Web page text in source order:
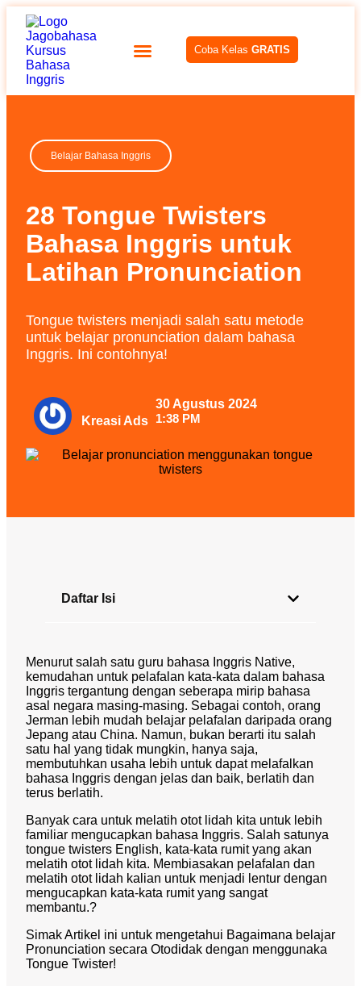
Coba Kelas GRATIS
Belajar Bahasa Inggris
28 Tongue Twisters
Bahasa Inggris untuk
Latihan Pronunciation
Tongue twisters menjadi salah satu metode
untuk belajar pronunciation dalam bahasa
Inggris. Ini contohnya!
Kreasi Ads
30 Agustus 2024
1:38 PM
Menurut salah satu guru bahasa Inggris Native,
kemudahan untuk pelafalan kata-kata dalam bahasa
Inggris tergantung dengan seberapa mirip bahasa
asal negara masing-masing. Sebagai contoh, orang
Jerman lebih mudah belajar pelafalan daripada orang
Jepang atau China. Namun, bukan berarti itu salah
satu hal yang tidak mungkin, hanya saja,
membutuhkan usaha lebih untuk dapat melafalkan
bahasa Inggris dengan jelas dan baik, berlatih dan
terus berlatih.
Banyak cara untuk melatih otot lidah kita untuk lebih
familiar mengucapkan bahasa Inggris. Salah satunya
tongue twisters English, kata-kata rumit yang akan
melatih otot lidah kita. Membiasakan pelafalan dan
melatih otot lidah kalian untuk menjadi lentur dengan
mengucapkan kata-kata rumit yang sangat
membantu.?
Simak Artikel ini untuk mengetahui Bagaimana belajar
Pronunciation secara Otodidak dengan menggunaka
Tongue Twister!
Daftar Isi